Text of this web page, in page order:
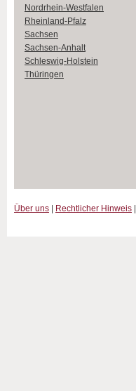
Nordrhein-Westfalen
Rheinland-Pfalz
Sachsen
Sachsen-Anhalt
Schleswig-Holstein
Thüringen
Über uns Rechtlicher Hinweis